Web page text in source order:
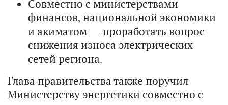
Совместно с министерствами
финансов, национальной экономики
и акиматом — проработать вопрос
снижения износа электрических
сетей региона.
Глава правительства также поручил
Министерству энергетики совместно с